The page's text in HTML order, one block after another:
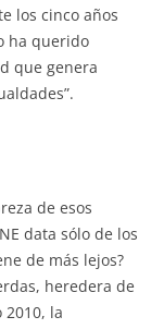
los cinco años
ha querido
que genera
de esos
data sólo de los
de más lejos?
heredera de
2010, la